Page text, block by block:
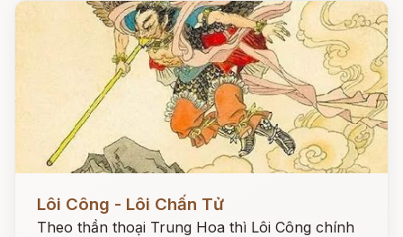
Lôi Công - Lôi Chấn Tử
Theo thần thoại Trung Hoa thì Lôi Công chính